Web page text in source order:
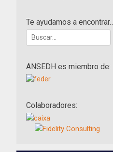
Te ayudamos a
Buscar:
ANSEDH es miembro de:
Colaboradores: